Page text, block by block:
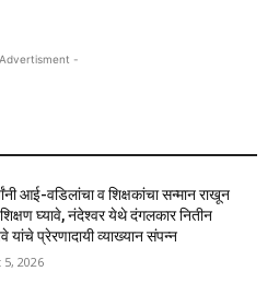
-
आई-वडिलांचा व शिक्षकांचा सन्मान राखून
घ्यावे, नंदेश्वर येथे दंगलकार नितीन
यांचे प्रेरणादायी व्याख्यान संपन्न
5, 2026